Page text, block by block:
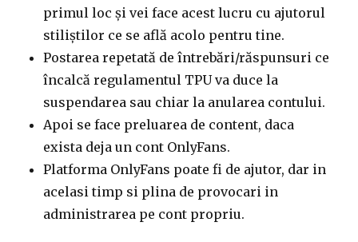
primul loc și vei face acest lucru cu ajutorul
stiliștilor ce se află acolo pentru tine.
Postarea repetată de întrebări/răspunsuri ce
încalcă regulamentul TPU va duce la
suspendarea sau chiar la anularea contului.
Apoi se face preluarea de content, daca
exista deja un cont OnlyFans.
Platforma OnlyFans poate fi de ajutor, dar in
acelasi timp si plina de provocari in
administrarea pe cont propriu.